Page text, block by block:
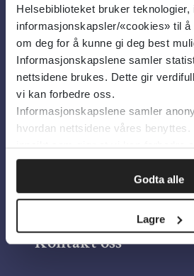
Helsebiblioteket bruker teknologier,
informasjonskapsler/«cookies» til
om deg for å kunne gi deg best
Informasjonskapslene samler
nettsidene brukes. Dette gir
vi kan forbedre oss.
Informasjonskapslene samler
hvordan nettsidene våres
innsikt som gjør at vi kan forbedre
Godta alle
Lagre
Om oss
Om Helsebiblioteket
Personvern og
Tilgjengelighetserklæring
Information in English
Bilder fra Colourbox.com
Kontakt oss